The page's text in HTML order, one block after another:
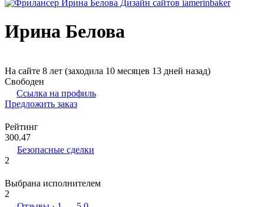
Ирина Белова
На сайте 8 лет (заходила 10 месяцев 13 дней назад)
Свободен
Ссылка на профиль
Предложить заказ
Рейтинг
300.47
Безопасные сделки
2
Выбрана исполнителем
2